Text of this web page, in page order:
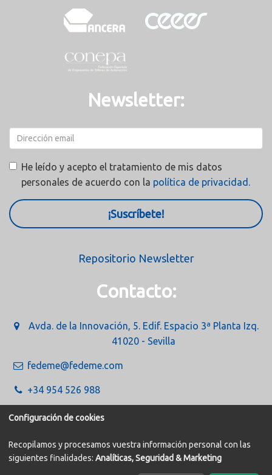
Newsletter:
He leído y acepto el tratamiento de mis datos
personales de acuerdo con la política de privacidad.
¡Suscríbete!
Repositorio Newsletter
Contacto:
Avda. de la Innovación, 5. Edif. Espacio 3ª Planta Izq.
41020 - Sevilla
fedeme@fedeme.com
+34 954 526 988
Configuración de cookies
Recopilamos y procesamos vuestra información personal con las
siguientes finalidades: Analíticas, Seguridad & Marketing